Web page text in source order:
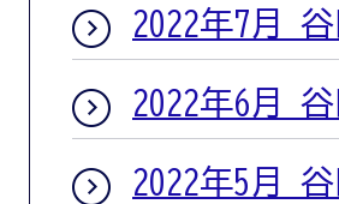
2022年7月
2022年6月
2022年5月